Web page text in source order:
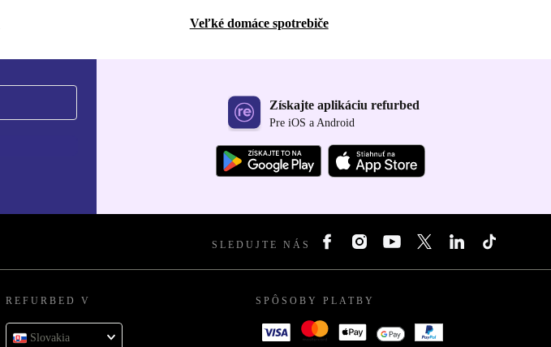
Veľké domáce spotrebiče
Získajte aplikáciu refurbed
Pre iOS a Android
SLEDUJTE NÁS
REFURBED V
Slovakia
SPÔSOBY PLATBY